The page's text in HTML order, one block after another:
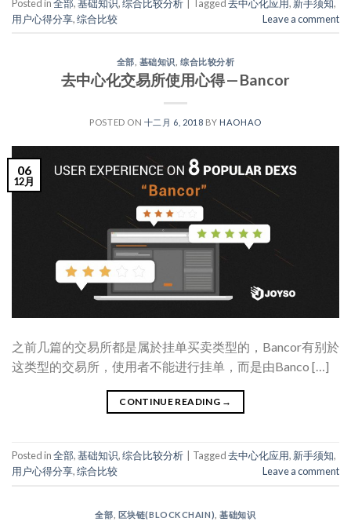
Posted in全部,基础知识,综合比较分析 Tagged去中心化应用, 新手须知,
用户心得分享,综合比较 Leave a comment
全部 基础知识 ,综合比较分析
去中心化交易所使用心得 — Bancor
POSTED ON 十二月 6, 2018 BY HAOHAO
06
12月
之前几篇的交易所都是属於挂单买卖类型的，Bancor有别於
这类型的交易所，使用者不能进行挂单，而是由Banco […]
CONTINUE READING →
Posted in全部,基础知识,综合比较分析 Tagged去中心化应用, 新手须知,
用户心得分享,综合比较 Leave a comment
全部 区块链(BLOCKCHAIN) ,基础知识